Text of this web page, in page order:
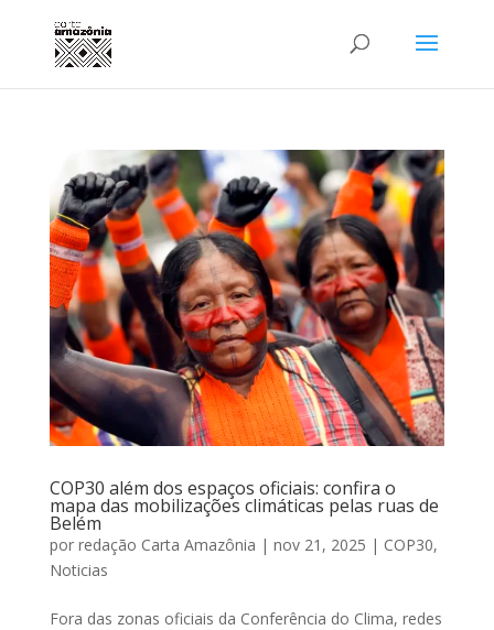
COP30 além dos espaços oficiais: confira o
mapa das mobilizações climáticas pelas ruas de
Belém
por redação Carta Amazônia | nov 21, 2025 | COP30,
Noticias
Fora das zonas oficiais da Conferência do Clima, redes